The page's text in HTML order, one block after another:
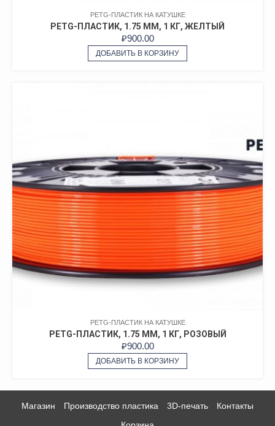
PETG-ПЛАСТИК НА КАТУШКЕ
PETG-ПЛАСТИК, 1.75 ММ, 1 КГ, ЖЕЛТЫЙ
₽900.00
ДОБАВИТЬ В КОРЗИНУ
PETG-ПЛАСТИК НА КАТУШКЕ
PETG-ПЛАСТИК, 1.75 ММ, 1 КГ, РОЗОВЫЙ
₽900.00
ДОБАВИТЬ В КОРЗИНУ
Магазин Производство пластика 3D-печать
Контакты